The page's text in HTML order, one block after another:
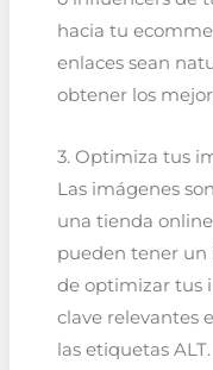
hacia tu
enlaces sean
obtener los
3. Optimiza tus
Las imágenes
una tienda
pueden tener un
de optimizar tus
clave relevantes
las etiquetas